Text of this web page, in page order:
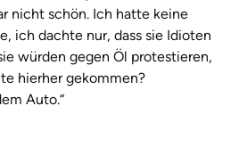
nicht schön. Ich hatte keine
ich dachte nur, dass sie Idioten
würden gegen Öl protestieren,
hierher gekommen?
Auto.“